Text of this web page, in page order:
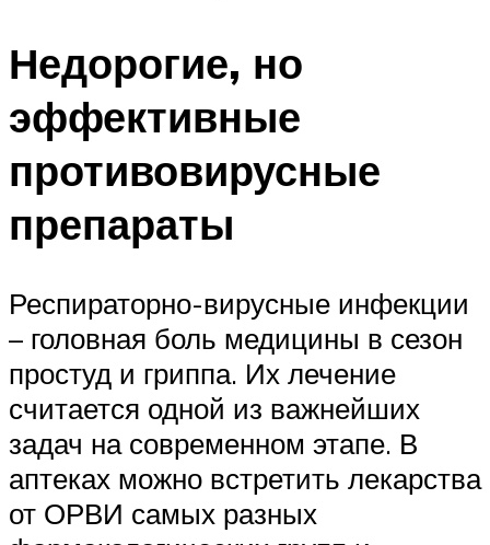
Недорогие, но
эффективные
противовирусные
препараты
Респираторно-вирусные инфекции
– головная боль медицины в сезон
простуд и гриппа. Их лечение
считается одной из важнейших
задач на современном этапе. В
аптеках можно встретить лекарства
от ОРВИ самых разных